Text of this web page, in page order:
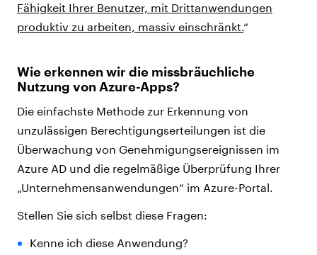
Fähigkeit Ihrer Benutzer, mit Drittanwendungen
produktiv zu arbeiten, massiv einschränkt.“
Wie erkennen wir die missbräuchliche
Nutzung von Azure-Apps?
Die einfachste Methode zur Erkennung von
unzulässigen Berechtigungserteilungen ist die
Überwachung von Genehmigungsereignissen im
Azure AD und die regelmäßige Überprüfung Ihrer
„Unternehmensanwendungen“ im Azure-Portal.
Stellen Sie sich selbst diese Fragen:
Kenne ich diese Anwendung?